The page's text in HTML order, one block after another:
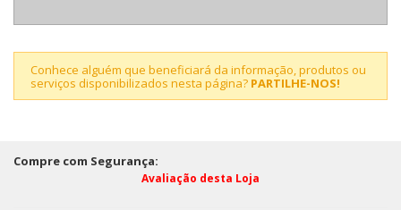
Conhece alguém que beneficiará da informação, produtos ou
serviços disponibilizados nesta página? PARTILHE-NOS!
Compre com Segurança:
Avaliação desta Loja